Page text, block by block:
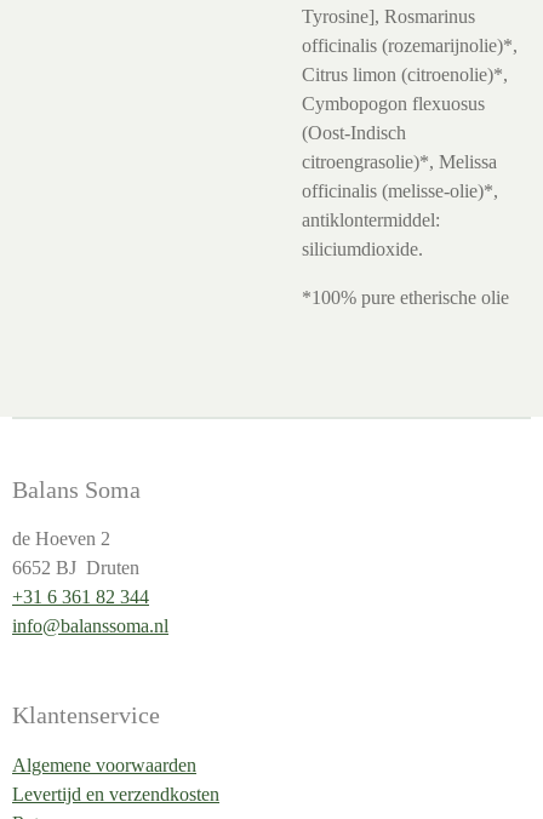
Tyrosine], Rosmarinus
officinalis (rozemarijnolie)*,
Citrus limon (citroenolie)*,
Cymbopogon flexuosus
(Oost-Indisch
citroengrasolie)*, Melissa
officinalis (melisse-olie)*,
antiklontermiddel:
siliciumdioxide.
*100% pure etherische olie
Balans Soma
de Hoeven 2
6652 BJ Druten
+31 6 361 82 344
info@balanssoma.nl
Klantenservice
Algemene voorwaarden
Levertijd en verzendkosten